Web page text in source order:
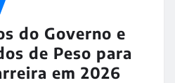
do Governo e
de Peso para
em 2026